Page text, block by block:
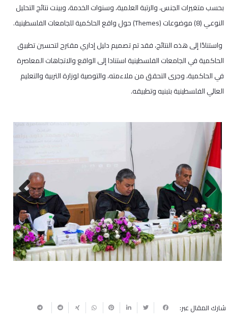
بحسب متغيرات الجنس، والرتبة العلمية، وسنوات الخدمة، وبينت نتائج التحليل
النوعي (8) موضوعات (Themes) حول واقع الحاكمية للجامعات الفلسطينية.
واستنادًا إلى هذه النتائج، فقد تم تصميم دليل إداري مقترح لتحسين تطبيق
الحاكمية في الجامعات الفلسطينية استنادا إلى الواقع والاتجاهات المعاصرة
في الحاكمية، وجرى التحقق من ملاءمته، والتوصية لوزارة التربية والتعليم
العالي الفلسطينية بتبنيه وتطبيقه.
Previous
Next
شارك المقال عبر: